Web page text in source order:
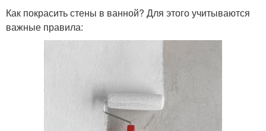
Как покрасить стены в ванной? Для этого учитываются
важные правила: